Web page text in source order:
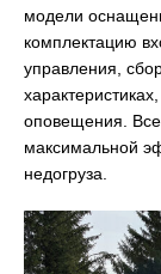
модели
комплектацию
управления,
оповещения. Все
максимальной
недогруза.